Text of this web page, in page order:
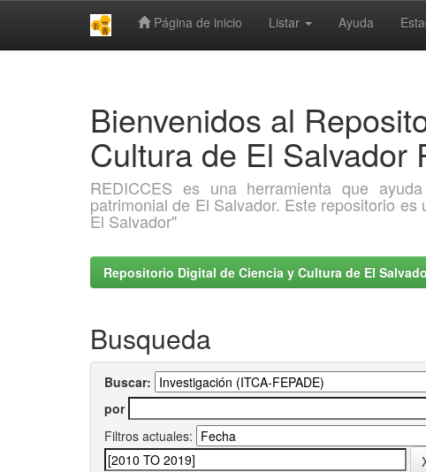
Página de inicio Listar Ayuda
Bienvenidos al
Cultura de El Salvador
REDICCES es una herramienta que
patrimonial de El Salvador. Este repositorio
El Salvador"
Repositorio Digital de Ciencia y Cultura de El
Busqueda
Buscar:
por
Filtros actuales: